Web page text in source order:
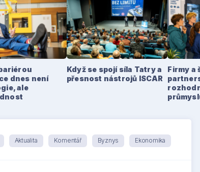
dnes není
ale
Když se spojí síla Tatry a
přesnost nástrojů ISCAR
Firmy a
Aktualita Komentář Byznys Ekonomika